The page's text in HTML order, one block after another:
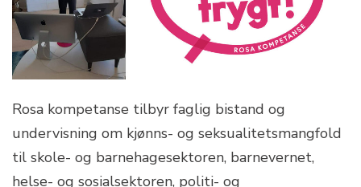
Rosa kompetanse tilbyr faglig bistand og
undervisning om kjønns- og seksualitetsmangfold
til skole- og barnehagesektoren, barnevernet,
helse- og sosialsektoren, politi- og